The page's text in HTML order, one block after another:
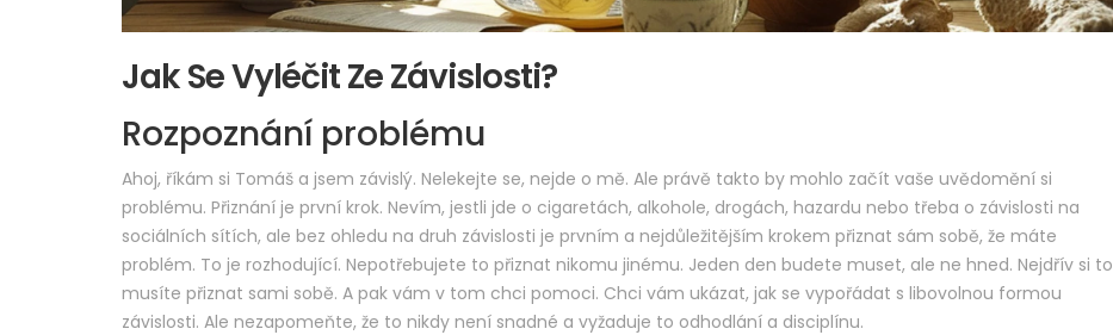
Jak Se Vyléčit Ze Závislosti?
Rozpoznání problému
Ahoj, říkám si Tomáš a jsem závislý. Nelekejte se, nejde o mě. Ale právě takto by mohlo začít vaše uvědomění si
problému. Přiznání je první krok. Nevím, jestli jde o cigaretách, alkohole, drogách, hazardu nebo třeba o závislosti na
sociálních sítích, ale bez ohledu na druh závislosti je prvním a nejdůležitějším krokem přiznat sám sobě, že máte
problém. To je rozhodující. Nepotřebujete to přiznat nikomu jinému. Jeden den budete muset, ale ne hned. Nejdřív si to
musíte přiznat sami sobě. A pak vám v tom chci pomoci. Chci vám ukázat, jak se vypořádat s libovolnou formou
závislosti. Ale nezapomeňte, že to nikdy není snadné a vyžaduje to odhodlání a disciplínu.